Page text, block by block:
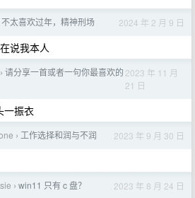
不太喜欢过年，精神刑场 2024 年 2 月 9 日
说我本人
› 请分享一首或者一句你最喜欢的 2023 年 11 月
21 日
一振衣
› 工作选择和润与不润 2023 年 9 月 30 日
› win11 只有 c 盘？ 2023 年 8 月 24 日